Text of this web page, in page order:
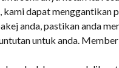
dapat menggantikan
anda, pastikan anda
untuk anda.